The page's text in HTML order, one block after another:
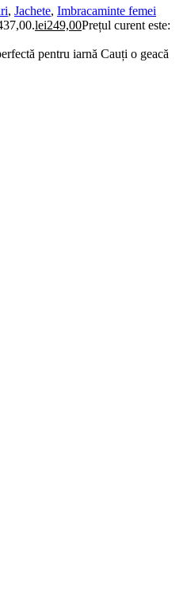
, Jachete, Imbracaminte femei
lei249,00Prețul curent este:
pentru iarnă Cauți o geacă